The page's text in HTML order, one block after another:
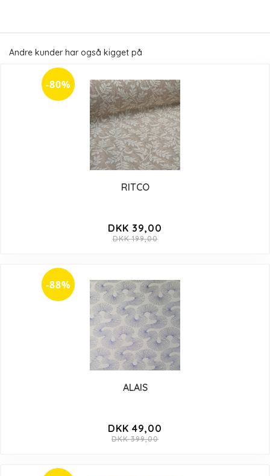
Andre kunder har også kigget på
-80%
RITCO
DKK 39,00
DKK 199,00
-88%
ALAIS
DKK 49,00
DKK 399,00